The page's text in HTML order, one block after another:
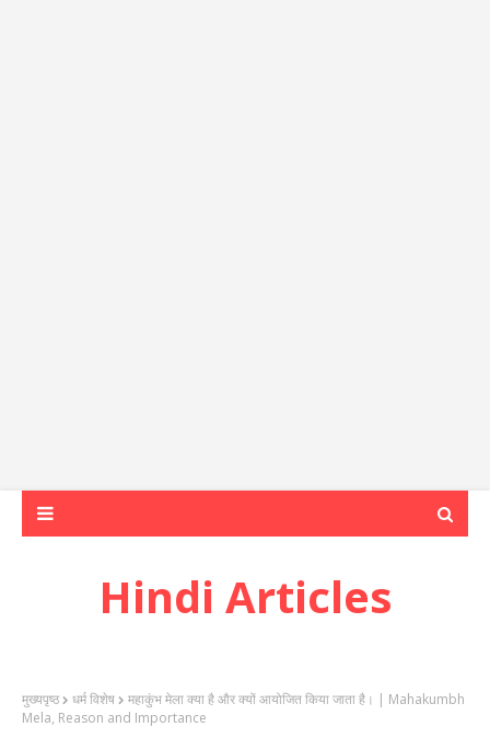
Hindi Articles
मुख्यपृष्ठ धर्म विशेष
महाकुंभ मेला क्या है और क्यों आयोजित किया जाता है। | Mahakumbh
Mela, Reason and Importance